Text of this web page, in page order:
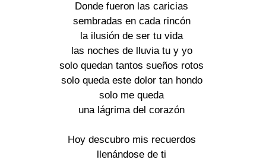
Donde fueron las caricias
sembradas en cada rincón
la ilusión de ser tu vida
las noches de lluvia tu y yo
solo quedan tantos sueños rotos
solo queda este dolor tan hondo
solo me queda
una lágrima del corazón
Hoy descubro mis recuerdos
llenándose de ti